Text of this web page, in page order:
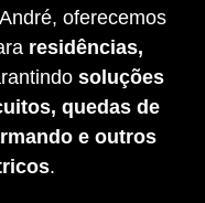
oferecemos
residências,
soluções
quedas de
e outros
.